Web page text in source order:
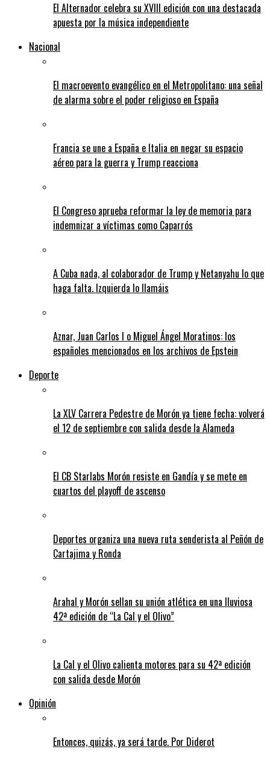
El Alternador celebra su XVIII edición con una destacada
apuesta por la música independiente
Nacional
El macroevento evangélico en el Metropolitano: una señal
de alarma sobre el poder religioso en España
Francia se une a España e Italia en negar su espacio
aéreo para la guerra y Trump reacciona
El Congreso aprueba reformar la ley de memoria para
indemnizar a víctimas como Caparrós
A Cuba nada, al colaborador de Trump y Netanyahu lo que
haga falta. Izquierda lo llamáis
Aznar, Juan Carlos I o Miguel Ángel Moratinos: los
españoles mencionados en los archivos de Epstein
Deporte
La XLV Carrera Pedestre de Morón ya tiene fecha: volverá
el 12 de septiembre con salida desde la Alameda
El CB Starlabs Morón resiste en Gandía y se mete en
cuartos del playoff de ascenso
Deportes organiza una nueva ruta senderista al Peñón de
Cartajima y Ronda
Arahal y Morón sellan su unión atlética en una lluviosa
42ª edición de “La Cal y el Olivo”
La Cal y el Olivo calienta motores para su 42ª edición
con salida desde Morón
Opinión
Entonces, quizás, ya será tarde. Por Diderot